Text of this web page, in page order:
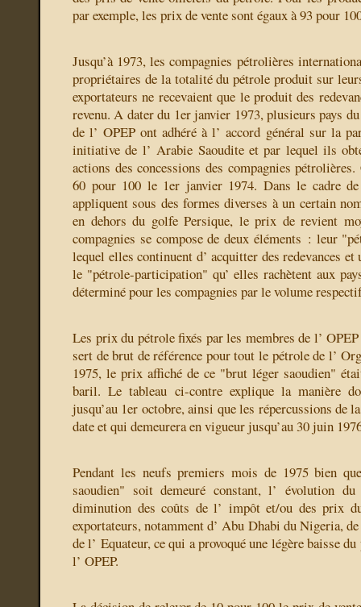
par exemple, les prix de vente sont égaux à 93 pour
Jusqu’à 1973, les compagnies pétrolières
propriétaires de la totalité du pétrole produit sur
exportateurs ne recevaient que le produit des
revenu. A dater du 1er janvier 1973, plusieurs pays
de l’ OPEP ont adhéré à l’ accord général sur la
initiative de l’ Arabie Saoudite et par lequel ils
actions des concessions des compagnies
60 pour 100 le 1er janvier 1974. Dans le cadre
appliquent sous des formes diverses à un certain
en dehors du golfe Persique, le prix de revient
compagnies se compose de deux éléments : leur
lequel elles continuent d’ acquitter des redevances
le "pétrole-participation" qu’ elles rachètent aux
déterminé pour les compagnies par le volume
Les prix du pétrole fixés par les membres de l’
sert de brut de référence pour tout le pétrole de l’
1975, le prix affiché de ce "brut léger saoudien"
baril. Le tableau ci-contre explique la manière
jusqu’au 1er octobre, ainsi que les répercussions de
date et qui demeurera en vigueur jusqu’au 30 juin
Pendant les neufs premiers mois de 1975 bien
saoudien" soit demeuré constant, l’ évolution
diminution des coûts de l’ impôt et/ou des prix
exportateurs, notamment d’ Abu Dhabi du Nigeria,
de l’ Equateur, ce qui a provoqué une légère baisse
l’ OPEP.